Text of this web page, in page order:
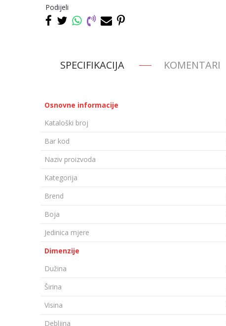
Podijeli
SPECIFIKACIJA KOMENTARI
Osnovne informacije
Kataloški broj
Bar kod
Naziv proizvoda
Kategorija
Brend
Boja
Jedinica mjere
Dimenzije
Dužina
Širina
Visina
Debljina